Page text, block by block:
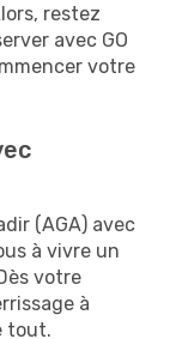
restez
avec GO
votre
(AGA) avec
à vivre un
votre
à
tout.